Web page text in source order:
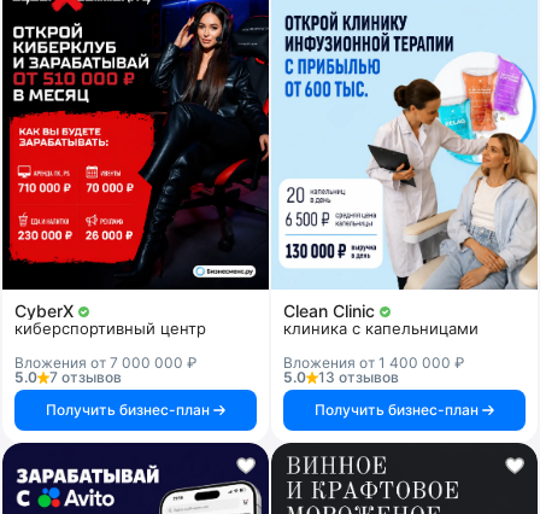
CyberX
киберспортивный центр
Вложения от 7 000 000 ₽
5.0
7 отзывов
Получить бизнес-план
Clean Clinic
клиника с капельницами
Вложения от 1 400 000 ₽
5.0
13 отзывов
Получить бизнес-план